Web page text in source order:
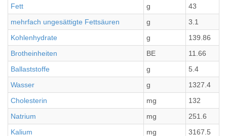
Fett
g
43
mehrfach ungesättigte Fettsäuren
g
3.1
Kohlenhydrate
g
139.86
Brotheinheiten
BE
11.66
Ballaststoffe
g
5.4
Wasser
g
1327.4
Cholesterin
mg
132
Natrium
mg
251.6
Kalium
mg 3167.5